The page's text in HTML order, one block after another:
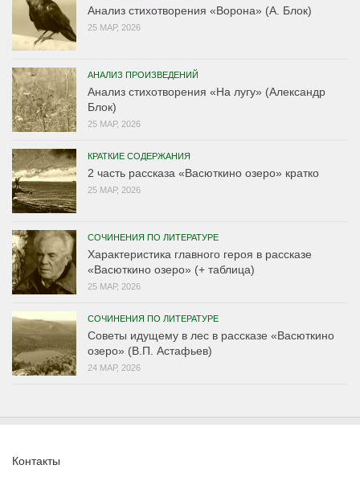
Анализ стихотворения «Ворона» (А. Блок)
25 МАР, 2026
АНАЛИЗ ПРОИЗВЕДЕНИЙ
Анализ стихотворения «На лугу» (Александр
Блок)
25 МАР, 2026
КРАТКИЕ СОДЕРЖАНИЯ
2 часть рассказа «Васюткино озеро» кратко
25 МАР, 2026
СОЧИНЕНИЯ ПО ЛИТЕРАТУРЕ
Характеристика главного героя в рассказе
«Васюткино озеро» (+ таблица)
25 МАР, 2026
СОЧИНЕНИЯ ПО ЛИТЕРАТУРЕ
Советы идущему в лес в рассказе «Васюткино
озеро» (В.П. Астафьев)
24 МАР, 2026
Контакты